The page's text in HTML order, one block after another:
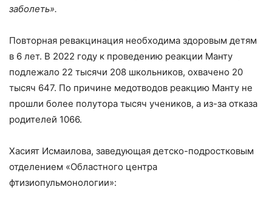
заболеть».
Повторная ревакцинация необходима здоровым детям
в 6 лет. В 2022 году к проведению реакции Манту
подлежало 22 тысячи 208 школьников, охвачено 20
тысяч 647. По причине медотводов реакцию Манту не
прошли более полутора тысяч учеников, а из-за отказа
родителей 1066.
Хасият Исмаилова, заведующая детско-подростковым
отделением «Областного центра
фтизиопульмонологии»: